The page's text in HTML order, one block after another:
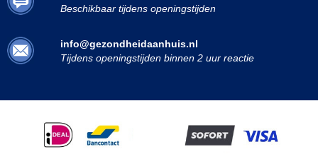
Beschikbaar tijdens openingstijden
info@gezondheidaanhuis.nl
Tijdens openingstijden binnen 2 uur reactie